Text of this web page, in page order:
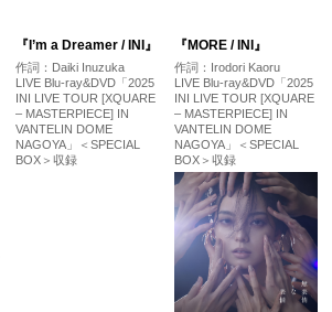
『I’m a Dreamer / INI』
作詞：Daiki Inuzuka
LIVE Blu-ray&DVD「2025
INI LIVE TOUR [XQUARE
– MASTERPIECE] IN
VANTELIN DOME
NAGOYA」＜SPECIAL
BOX＞収録
『MORE / INI』
作詞：Irodori Kaoru
LIVE Blu-ray&DVD「2025
INI LIVE TOUR [XQUARE
– MASTERPIECE] IN
VANTELIN DOME
NAGOYA」＜SPECIAL
BOX＞収録